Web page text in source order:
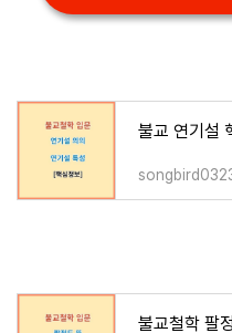
불교 연기설
불교철학 팔